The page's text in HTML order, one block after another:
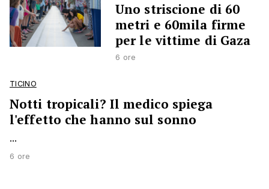
Uno striscione di 60
metri e 60mila firme
per le vittime di Gaza
6 ore
TICINO
Notti tropicali? Il medico spiega
l'effetto che hanno sul sonno
...
6 ore